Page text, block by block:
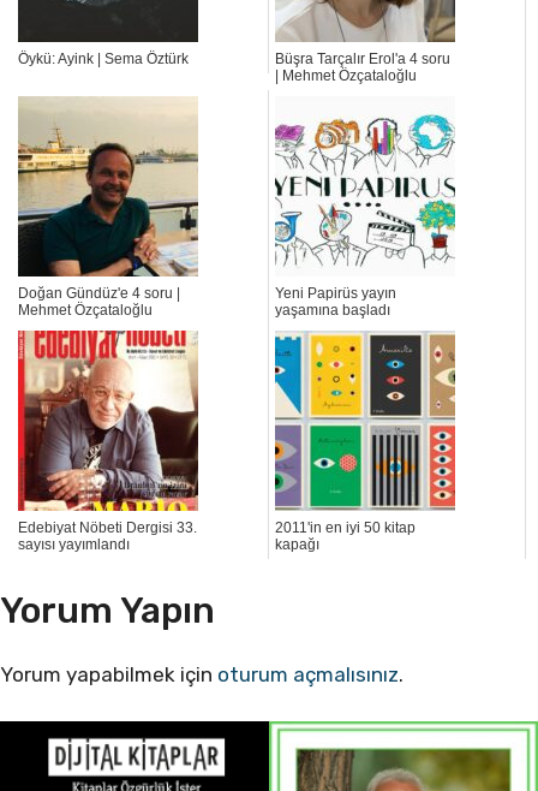
Öykü: Ayink | Sema Öztürk
Büşra Tarçalır Erol'a 4 soru
| Mehmet Özçataloğlu
Doğan Gündüz'e 4 soru |
Mehmet Özçataloğlu
Yeni Papirüs yayın
yaşamına başladı
Edebiyat Nöbeti Dergisi 33.
sayısı yayımlandı
2011'in en iyi 50 kitap
kapağı
Yorum Yapın
Yorum yapabilmek için oturum açmalısınız.